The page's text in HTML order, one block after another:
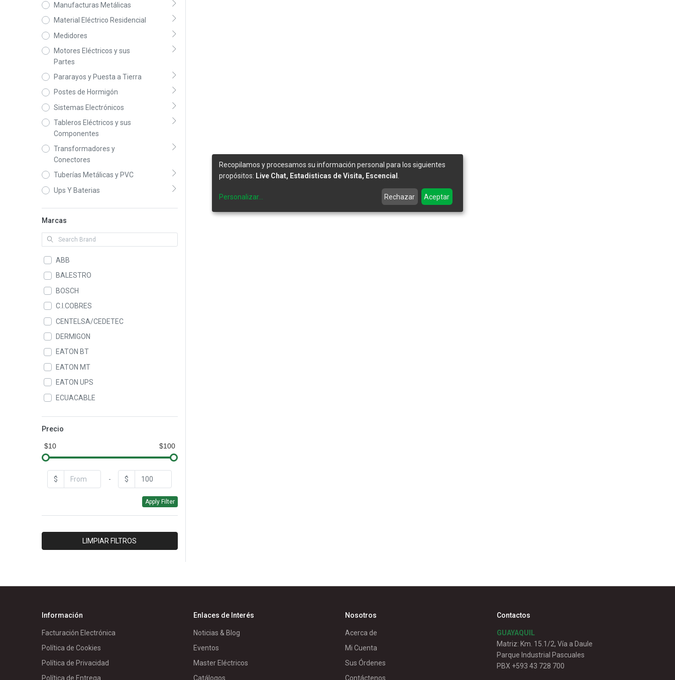
Manufacturas Metálicas
Material Eléctrico Residencial
Medidores
Motores Eléctricos y sus
Partes
Pararayos y Puesta a Tierra
Postes de Hormigón
Sistemas Electrónicos
Tableros Eléctricos y sus
Componentes
Transformadores y
Conectores
Tuberías Metálicas y PVC
Ups Y Baterias
Marcas
ABB
BALESTRO
BOSCH
C.I.COBRES
CENTELSA/CEDETEC
DERMIGON
EATON BT
EATON MT
EATON UPS
ECUACABLE
GAMMA
GEN POWER
GENERAL CABLE
GENERAL ELECTRIC
HASTINGS
HERRAJES & ESTRUCTURAS
ISOLET
PARRES
Precio
$10 $100
$ - $
Apply Filter
LIMPIAR FILTROS
Información
Facturación Electrónica
Política de Cookies
Política de Privacidad
Política de Entrega
Enlaces de Interés
Noticias & Blog
Eventos
Master Eléctricos
Catálogos
Nosotros
Acerca de
Mi Cuenta
Sus Órdenes
Contáctenos
Contactos
GUAYAQUIL
Matriz: Km. 15.1/2, Vía a Daule
Parque Industrial Pascuales
PBX +593 43 728 700
Recopilamos y procesamos su información personal para los siguientes
propósitos: Live Chat, Estadisticas de Visita, Escencial
Personalizar... Rechazar Aceptar